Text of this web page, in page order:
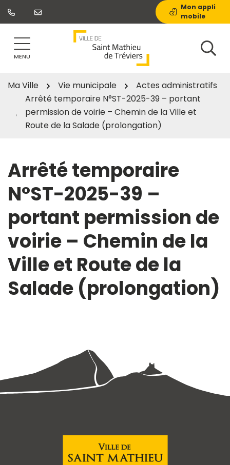
Aller
Mon appli
mobile
MENU
Ma Ville Vie municipale
Actes administratifs
Arrêté temporaire N°ST-2025-39 – portant
permission de voirie – Chemin de la Ville et
Route de la Salade (prolongation)
Arrêté temporaire
N°ST-2025-39 –
portant permission de
voirie – Chemin de la
Ville et Route de la
Salade (prolongation)